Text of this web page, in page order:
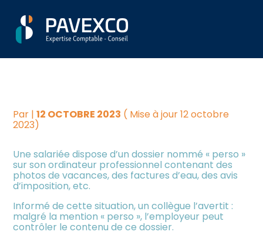
Aller
au
Créer et reprendre une
activité
Piloter votre entreprise
Construire votre patrimoine
Être prêt pour la facturation
électronique
Piloter votre gestion
documents
ORDINATEUR DU SALARIÉ :
Par |12 OCTOBRE 2023 ( Mise à jour 12 octobre
2023)
Une salariée dispose d’un dossier nommé « perso »
sur son ordinateur professionnel contenant des
photos de vacances, des factures d’eau, des avis
d’imposition, etc.
Informé de cette situation, un collègue l’avertit :
malgré la mention « perso », l’employeur peut
contrôler le contenu de ce dossier.